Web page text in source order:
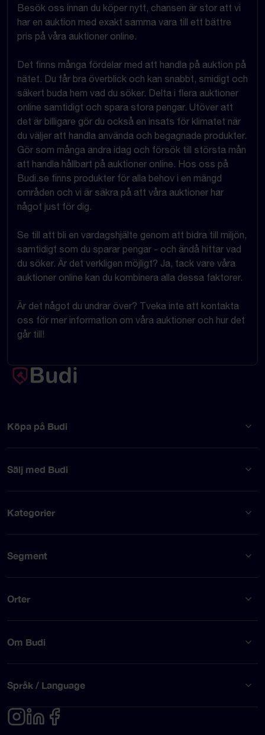
Besök oss innan du köper nytt, chansen är stor att vi
har en auktion med exakt samma vara till ett bättre
pris på våra auktioner online.
Det finns många fördelar med att handla på auktion på
nätet. Du får bra överblick och kan snabbt, smidigt och
säkert buda hem vad du söker. Delta i flera auktioner
online samtidigt och spara stora pengar. Utöver att
det är billigare gör du också en insats för klimatet när
du väljer att handla använda och begagnade produkter.
Gör som många andra idag och försök till största mån
att handla hållbart på auktioner online. Hos oss på
Budi.se finns produkter för alla behov i en mängd
områden och vi är säkra på att våra auktioner har
något just för dig.
Se till att bli en vardagshjälte genom att bidra till miljön,
samtidigt som du sparar pengar - och ändå hittar vad
du söker. Är det verkligen möjligt? Ja, tack vare våra
auktioner online kan du kombinera alla dessa faktorer.
Är det något du undrar över? Tveka inte att kontakta
oss för mer information om våra auktioner och hur det
går till!
Köpa på Budi
Sälj med Budi
Kategorier
Segment
Orter
Om Budi
Språk / Language